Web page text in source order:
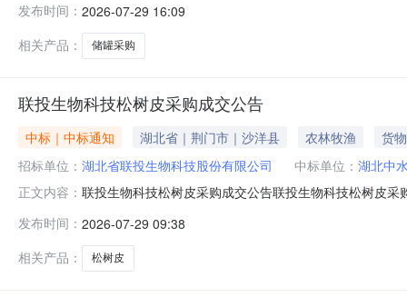
6日在湖北联投电子采购平台进行了线上开启，并于7月6
第一名第一名第三名候选成交供应商湖
发布时间： 2026-07-29 16:09
相关产品：
储罐采购
联投生物科技松树皮采购成交公告
中标｜中标通知 湖北省｜荆门市｜沙洋县 农林牧渔
货物
招标单位： 湖北省联投生物科技股份有限公司 中标单位： 湖北中
正文内容： 联投生物科技松树皮采购成交公告联投生物科技松树皮
限公司40天王经理/需要说明的其他事项：无。供应商或
联投生物科技股份有限公司地
发布时间： 2026-07-29 09:38
相关产品：
松树皮